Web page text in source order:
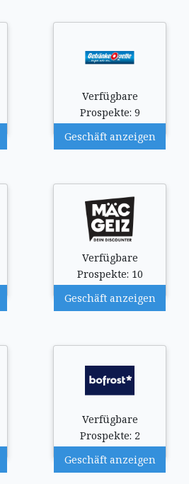
Verfügbare
Prospekte: 9
Geschäft anzeigen
Verfügbare
Prospekte: 10
Geschäft anzeigen
Verfügbare
Prospekte: 2
Geschäft anzeigen